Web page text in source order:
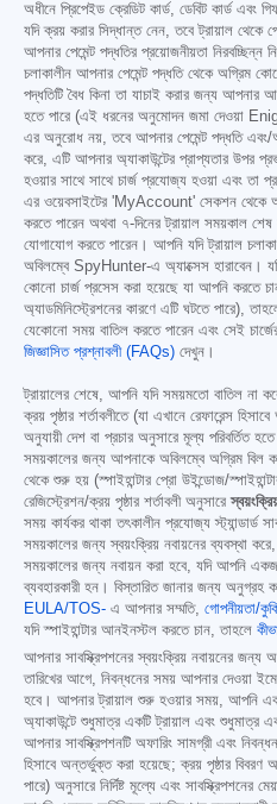
অধীনে প্রিপেইড ক্রেডিট কার্ড, ডেবিট কার্ড এবং
যদি ক্রয় করার সিদ্ধান্ত নেন, তবে ট্রায়াল থেকে
আপনার পেমেন্ট পদ্ধতির প্রয়োজনীয়তা নিরবচ্ছিন্ন
চলাকালীন আপনার পেমেন্ট পদ্ধতি থেকে অগ্রিম
পদ্ধতিটি বৈধ কিনা তা যাচাই করার জন্য আপনার
হতে পারে (এই ধরনের অনুমোদন জমা দেওয়া
এর অনুরোধ নয়, তবে আপনার পেমেন্ট পদ্ধতি এবং/
করে, এটি আপনার অ্যাকাউন্টের প্রাপ্যতার উপর
হওয়ার সাথে সাথে চার্জ প্রযোজ্য হওয়া এবং
এর ওয়েবসাইটের 'MyAccount' সেকশন থেকে
করতে পারেন অথবা ৭-দিনের ট্রায়াল সময়কাল
যোগাযোগ করতে পারেন। আপনি যদি ট্রায়াল
অবিলম্বে SpyHunter-এ অ্যাক্সেস হারাবেন।
কোনো চার্জ প্রসেস করা হয়েছে যা আপনি করতে
অ্যাডমিনিস্ট্রেশনের কারণে এটি ঘটতে পারে),
যেকোনো সময় বাতিল করতে পারেন এবং সেই
জিজ্ঞাসিত প্রশ্নাবলী (FAQs) দেখুন।
ট্রায়ালের শেষে, আপনি যদি সময়মতো বাতিল না
ক্রয় পৃষ্ঠার শর্তাবলীতে (যা এখানে রেফারেন্স
অনুযায়ী দেশ বা প্রচার অনুসারে মূল্য পরিবর্তিত
সময়কালের জন্য আপনাকে অবিলম্বে অগ্রিম বিল
থেকে শুরু হয় (স্পাইহান্টার প্রো উইন্ডোজ/
রেজিস্ট্রেশন/ক্রয় পৃষ্ঠার শর্তাবলী অনুসারে
সময় কার্যকর থাকা তৎকালীন প্রযোজ্য স্ট্যান্ডার্ড
সময়কালের জন্য স্বয়ংক্রিয় নবায়নের ব্যবস্থা
সময়কালের জন্য নবায়ন করা হবে, যদি আপনি একজন
ব্যবহারকারী হন। বিস্তারিত জানার জন্য অনুগ্রহ
EULA/TOS- এ আপনার সম্মতি, গোপনীয়তা/
যদি স্পাইহান্টার আনইনস্টল করতে চান, তাহলে
আপনার সাবস্ক্রিপশনের স্বয়ংক্রিয় নবায়নের জন্য
তারিখের আগে, নিবন্ধনের সময় আপনার দেওয়া
হবে। আপনার ট্রায়াল শুরু হওয়ার সময়, আপনি
অ্যাকাউন্টে শুধুমাত্র একটি ট্রায়াল এবং শুধুমাত্র
আপনার সাবস্ক্রিপশনটি অফারিং সামগ্রী এবং
হিসাবে অন্তর্ভুক্ত করা হয়েছে; ক্রয় পৃষ্ঠার বিবরণ
পারে) অনুসারে নির্দিষ্ট মূল্যে এবং সাবস্ক্রিপশনের